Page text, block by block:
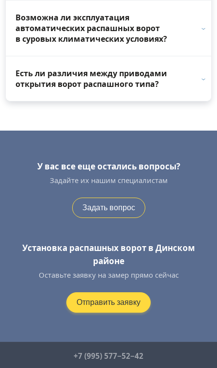
Возможна ли эксплуатация
автоматических распашных ворот
в суровых климатических условиях?
Есть ли различия между приводами
открытия ворот распашного типа?
У вас все еще остались вопросы?
Задайте их нашим специалистам
Задать вопрос
Установка распашных ворот в Динском
районе
Оставьте заявку на замер прямо сейчас
Отправить заявку
+7 (995) 577−52−42